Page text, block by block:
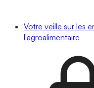
Votre veille sur les
l'agroalimentaire